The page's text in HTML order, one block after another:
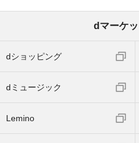
dマーケ
dショッピング
dミュージック
Lemino